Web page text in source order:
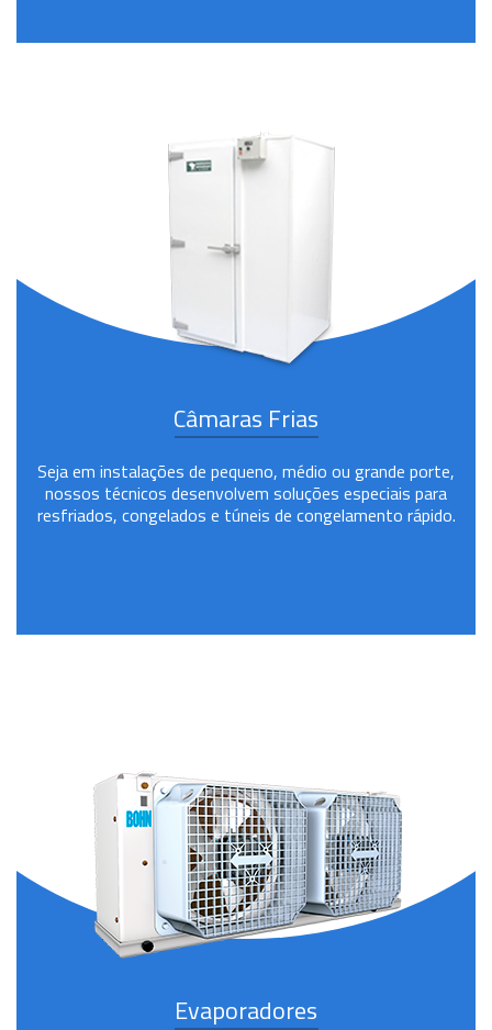
Câmaras Frias
Seja em instalações de pequeno, médio ou grande porte,
nossos técnicos desenvolvem soluções especiais para
resfriados, congelados e túneis de congelamento rápido.
Evaporadores